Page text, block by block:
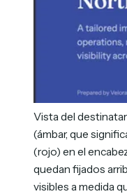
Vista del
(ámbar, que
(rojo) en el
quedan fijados
visibles a medida